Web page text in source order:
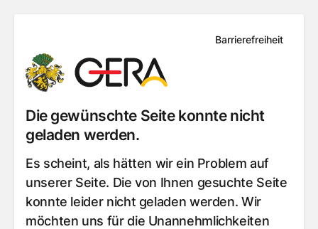
Barrierefreiheit
Die gewünschte Seite konnte nicht
geladen werden.
Es scheint, als hätten wir ein Problem auf
unserer Seite. Die von Ihnen gesuchte Seite
konnte leider nicht geladen werden. Wir
möchten uns für die Unannehmlichkeiten